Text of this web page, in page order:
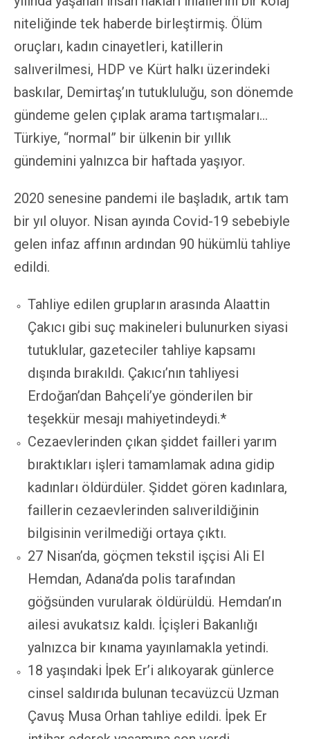
niteliğinde tek haberde birleştirmiş. Ölüm
oruçları, kadın cinayetleri, katillerin
salıverilmesi, HDP ve Kürt halkı üzerindeki
baskılar, Demirtaş’ın tutukluluğu, son dönemde
gündeme gelen çıplak arama tartışmaları…
Türkiye, “normal” bir ülkenin bir yıllık
gündemini yalnızca bir haftada yaşıyor.
2020 senesine pandemi ile başladık, artık tam
bir yıl oluyor. Nisan ayında Covid-19 sebebiyle
gelen infaz affının ardından 90 hükümlü tahliye
edildi.
Tahliye edilen grupların arasında Alaattin
Çakıcı gibi suç makineleri bulunurken siyasi
tutuklular, gazeteciler tahliye kapsamı
dışında bırakıldı. Çakıcı’nın tahliyesi
Erdoğan’dan Bahçeli’ye gönderilen bir
teşekkür mesajı mahiyetindeydi.*
Cezaevlerinden çıkan şiddet failleri yarım
bıraktıkları işleri tamamlamak adına gidip
kadınları öldürdüler. Şiddet gören kadınlara,
faillerin cezaevlerinden salıverildiğinin
bilgisinin verilmediği ortaya çıktı.
27 Nisan’da, göçmen tekstil işçisi Ali El
Hemdan, Adana’da polis tarafından
göğsünden vurularak öldürüldü. Hemdan’ın
ailesi avukatsız kaldı. İçişleri Bakanlığı
yalnızca bir kınama yayınlamakla yetindi.
18 yaşındaki İpek Er’i alıkoyarak günlerce
cinsel saldırıda bulunan tecavüzcü Uzman
Çavuş Musa Orhan tahliye edildi. İpek Er